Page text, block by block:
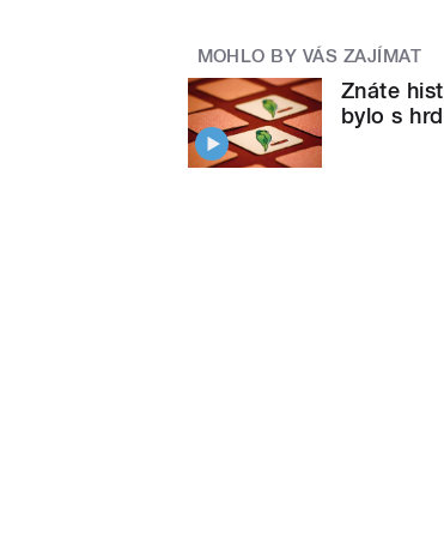
MOHLO BY VÁS ZAJÍMAT
Znáte
bylo s